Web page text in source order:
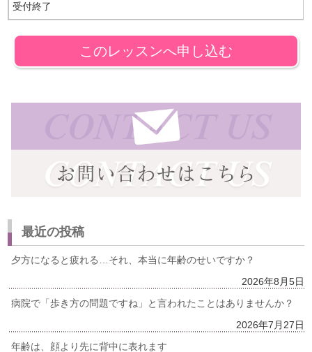
受付終了
このレッスンへ申し込む
最近の投稿
夕方になると疲れる…それ、本当に年齢のせいですか？
2026年8月5日
病院で「歩き方の問題ですね」と言われたことはありませんか？
2026年7月27日
年齢は、顔より先に背中に表れます